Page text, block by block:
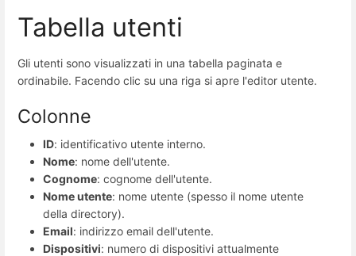
Tabella utenti
Gli utenti sono visualizzati in una tabella paginata e
ordinabile. Facendo clic su una riga si apre l'editor utente.
Colonne
ID: identificativo utente interno.
Nome: nome dell'utente.
Cognome: cognome dell'utente.
Nome utente: nome utente (spesso il nome utente
della directory).
Email: indirizzo email dell'utente.
Dispositivi: numero di dispositivi attualmente